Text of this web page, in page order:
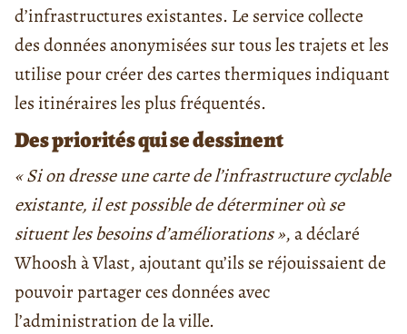
d’infrastructures existantes. Le service collecte
des données anonymisées sur tous les trajets et les
utilise pour créer des cartes thermiques indiquant
les itinéraires les plus fréquentés.
Des priorités qui se dessinent
« Si on dresse une carte de l’infrastructure cyclable
existante, il est possible de déterminer où se
situent les besoins d’améliorations », a déclaré
Whoosh à Vlast, ajoutant qu’ils se réjouissaient de
pouvoir partager ces données avec
l’administration de la ville.